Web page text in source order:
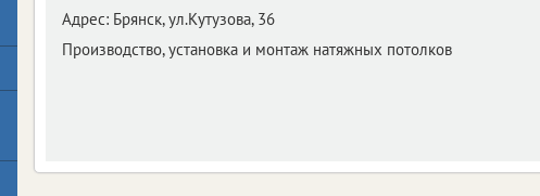
Адрес: Брянск,ул.Кутузова, 36
Производство, установка и монтаж натяжных потолков